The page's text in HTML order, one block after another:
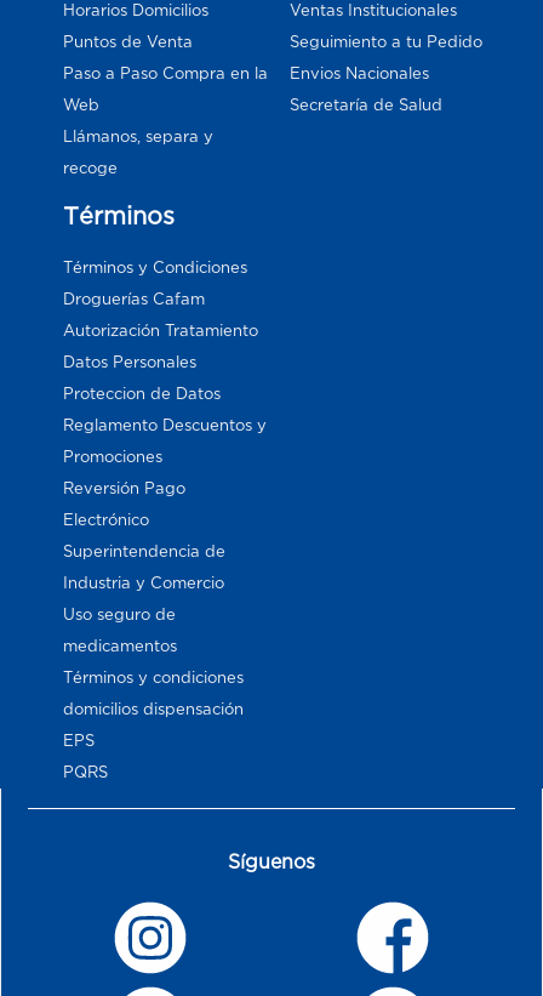
Horarios Domicilios
Puntos de Venta
Paso a Paso Compra en la
Web
Llámanos, separa y
recoge
Ventas Institucionales
Seguimiento a tu Pedido
Envios Nacionales
Secretaría de Salud
Términos
Términos y Condiciones
Droguerías Cafam
Autorización Tratamiento
Datos Personales
Proteccion de Datos
Reglamento Descuentos y
Promociones
Reversión Pago
Electrónico
Superintendencia de
Industria y Comercio
Uso seguro de
medicamentos
Términos y condiciones
domicilios dispensación
EPS
PQRS
Síguenos